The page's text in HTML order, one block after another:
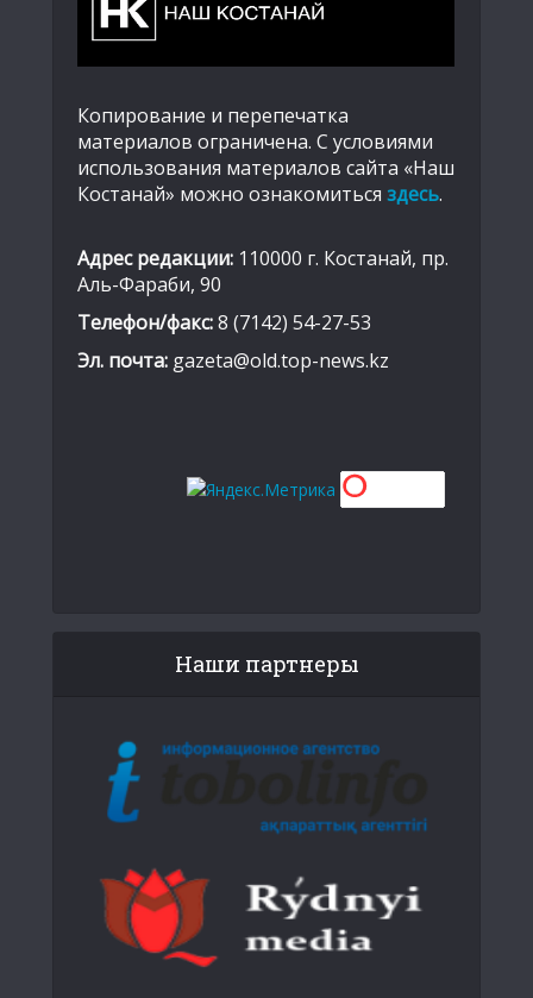
Копирование и перепечатка
материалов ограничена. С условиями
использования материалов сайта «Наш
Костанай» можно ознакомиться здесь.
Адрес редакции: 110000 г. Костанай, пр.
Аль-Фараби, 90
Телефон/факс:8 (7142) 54-27-53
Эл. почта: gazeta@old.top-news.kz
Наши партнеры